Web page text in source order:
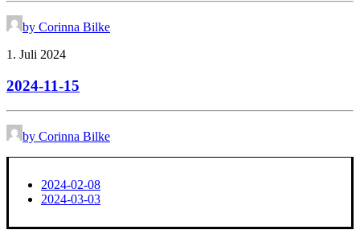
by Corinna Bilke
1. Juli 2024
2024-11-15
by Corinna Bilke
2024-02-08
2024-03-03